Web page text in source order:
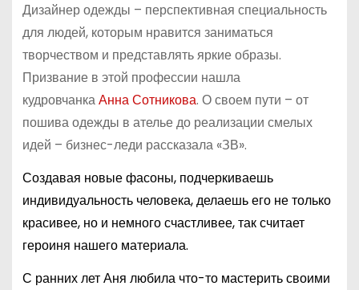
Дизайнер одежды – перспективная специальность
для людей, которым нравится заниматься
творчеством и представлять яркие образы.
Призвание в этой профессии нашла
кудровчанкаАнна Сотникова. О своем пути – от
пошива одежды в ателье до реализации смелых
идей – бизнес-леди рассказала «ЗВ».
Создавая новые фасоны, подчеркиваешь
индивидуальность человека, делаешь его не только
красивее, но и немного счастливее, так считает
героиня нашего материала.
С ранних лет Аня любила что-то мастерить своими